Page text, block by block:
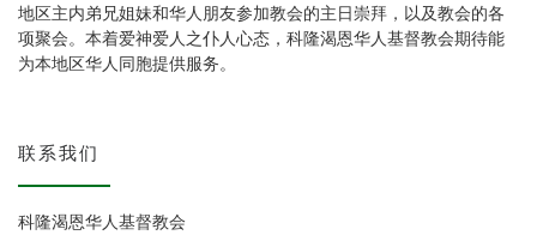
地区主内弟兄姐妹和华人朋友参加教会的主日崇拜，以及教会的各
项聚会。本着爱神爱人之仆人心态，科隆渴恩华人基督教会期待能
为本地区华人同胞提供服务。
联系我们
科隆渴恩华人基督教会